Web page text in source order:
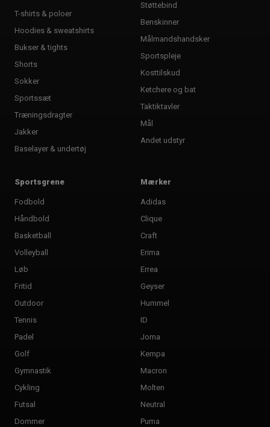
T-shirts & poloer
Hoodies & sweatshirts
Bukser & tights
Shorts
Sokker
Sportssæt
Træningsdragter
Jakker
Baselayer & undertøj
Støttebind
Benskinner
Målmandshandsker
Sportspleje
Kosttilskud
Ketchere og bat
Taktiktavler
Mål
Andet udstyr
Sportsgrene
Fodbold
Håndbold
Basketball
Volleyball
Løb
Fritid
Outdoor
Tennis
Padel
Golf
Gymnastik
Cykling
Futsal
Dommer
Mærker
Adidas
Clique
Craft
Erima
Errea
Geyser
Hummel
ID
Joma
Kempa
Macron
Molten
Neutral
Puma